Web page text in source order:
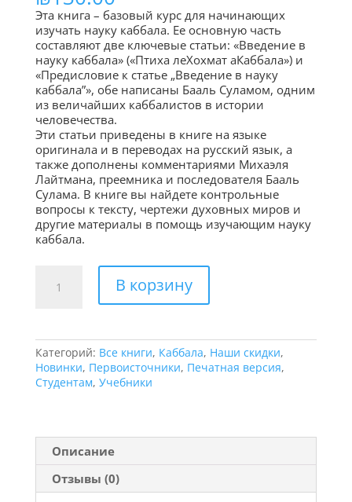
Эта книга – базовый курс для начинающих
изучать науку каббала. Ее основную часть
составляют две ключевые статьи: «Введение в
науку каббала» («Птиха леХохмат аКаббала») и
«Предисловие к статье „Введение в науку
каббала”», обе написаны Бааль Суламом, одним
из величайших каббалистов в истории
человечества.
Эти статьи приведены в книге на языке
оригинала и в переводах на русский язык, а
также дополнены комментариями Михаэля
Лайтмана, преемника и последователя Бааль
Сулама. В книге вы найдете контрольные
вопросы к тексту, чертежи духовных миров и
другие материалы в помощь изучающим науку
каббала.
Количество
товара
каббала
(Птиха)
В корзину
Категорий: Все книги, Каббала, Наши скидки,
Новинки, Первоисточники, Печатная версия,
Студентам, Учебники
Описание
Отзывы (0)